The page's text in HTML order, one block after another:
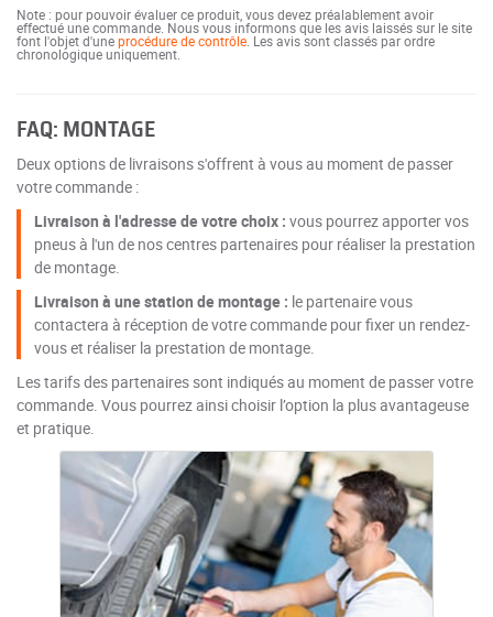
Note : pour pouvoir évaluer ce produit, vous devez préalablement avoir
effectué une commande. Nous vous informons que les avis laissés sur le site
font l'objet d'uneprocédure de contrôle . Les avis sont classés par ordre
chronologique uniquement.
FAQ: MONTAGE
Deux options de livraisons s'offrent à vous au moment de passer
votre commande :
Livraison à l'adresse de votre choix : vous pourrez apporter vos
pneus à l'un de nos centres partenaires pour réaliser la prestation
de montage.
Livraison à une station de montage : le partenaire vous
contactera à réception de votre commande pour fixer un rendez-
vous et réaliser la prestation de montage.
Les tarifs des partenaires sont indiqués au moment de passer votre
commande. Vous pourrez ainsi choisir l’option la plus avantageuse
et pratique.